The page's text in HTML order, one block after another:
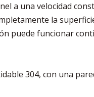
a una velocidad
la
puede funcionar
304, con una